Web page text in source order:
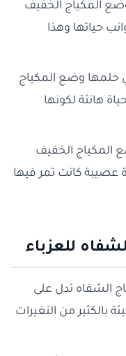
وضع المكياج الخفيف
حياتها وهذا
حلمها وضع المكياج
هانئة لكونها
المكياج الخفيف
عصيبة كانت تمر فيها
للعزباء
الشفاه تدل على
بالكثير من التغيرات